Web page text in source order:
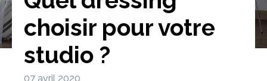
Bibliothèque
choisir pour votre
studio ?
07 avril 2020